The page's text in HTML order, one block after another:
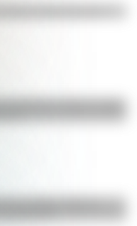
de La Rioja: historia,